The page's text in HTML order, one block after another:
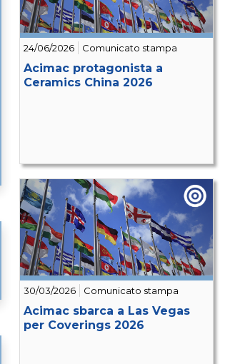
24/06/2026 Comunicato stampa
Acimac protagonista a
Ceramics China 2026
30/03/2026 Comunicato stampa
Acimac sbarca a Las Vegas
per Coverings 2026